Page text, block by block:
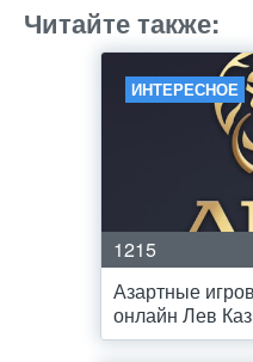
Читайте также:
ИНТЕРЕСНОЕ
1215
Азартные
онлайн Лев